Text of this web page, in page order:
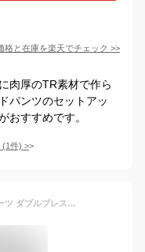
格と在庫を楽天でチェック >>
肉厚のTR素材で作ら
パンツのセットアッ
おすすめです。
(1件) >
全3色 メンズスーツ スリーピース スーツ ダブルブレスト グレー ブラウン ブラック ビジネススーツ セレモニースーツ オフィススーツ 無地 リクルートスーツ 通勤 就職活動 カジュアル 大きいサイズ スーツセット 3点セット 成人式 卒業式 入学式 送料無料 M~5XL